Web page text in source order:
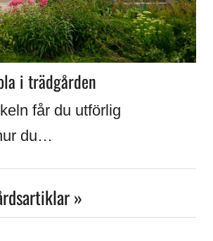
i trädgården
får du utförlig
du…
»